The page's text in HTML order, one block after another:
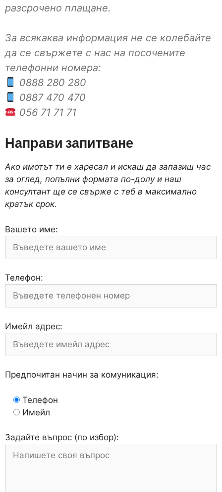
разсрочено плащане.
За всякаква информация не се колебайте
да се свържете с нас на посочените
телефонни номера:
0888 280 280
0887 470 470
056 71 71 71
Направи запитване
Ако имотът ти е харесал и искаш да запазиш час
за оглед, попълни формата по-долу и наш
консултант ще се свърже с теб в максимално
кратък срок.
Вашето име:
Телефон:
Имейл адрес:
Предпочитан начин за комуникация:
Телефон
Имейл
Задайте въпрос (по избор):